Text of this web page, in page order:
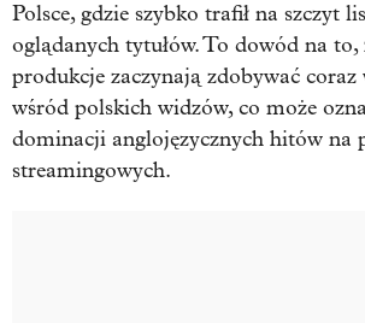
Polsce, gdzie szybko trafił na szczyt
oglądanych tytułów. To dowód na to,
produkcje zaczynają zdobywać coraz
wśród polskich widzów, co może
dominacji anglojęzycznych hitów na
streamingowych.